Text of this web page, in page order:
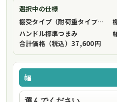
選択中の仕様
棚受タイプ（耐荷重タイプ）
フ
ハンドル標準つまみ
合計価格（税込）37,600円
幅